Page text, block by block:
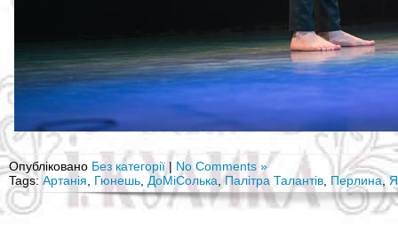
Опубліковано Без категорії | No Comments »
Tags: Артанія, Гюнешь, ДоМіСолька,Палітра Талантів, Перлина,